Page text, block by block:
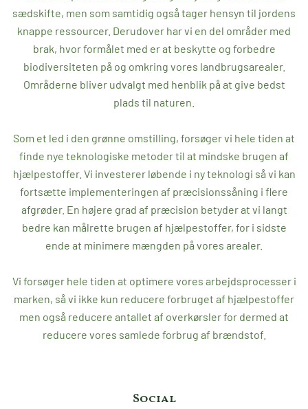
sædskifte, men som samtidig også tager hensyn til jordens
knappe ressourcer. Derudover har vi en del områder med
brak, hvor formålet med er at beskytte og forbedre
biodiversiteten på og omkring vores landbrugsarealer.
Områderne bliver udvalgt med henblik på at give bedst
plads til naturen.
Som et led i den grønne omstilling, forsøger vi hele tiden at
finde nye teknologiske metoder til at mindske brugen af
hjælpestoffer. Vi investerer løbende i ny teknologi så vi kan
fortsætte implementeringen af præcisionssåning i flere
afgrøder. En højere grad af præcision betyder at vi langt
bedre kan målrette brugen af hjælpestoffer, for i sidste
ende at minimere mængden på vores arealer.
Vi forsøger hele tiden at optimere vores arbejdsprocesser i
marken, så vi ikke kun reducere forbruget af hjælpestoffer
men også reducere antallet af overkørsler for dermed at
reducere vores samlede forbrug af brændstof.
Social